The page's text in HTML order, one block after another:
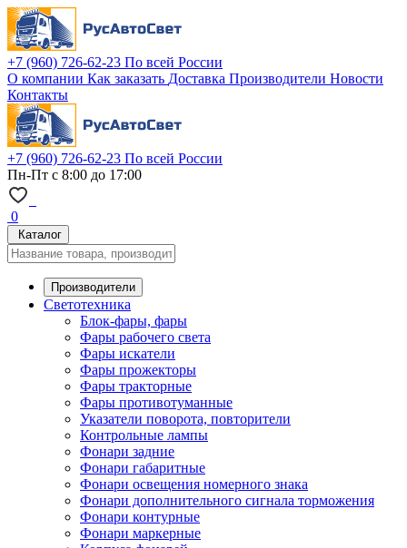
+7 (960) 726-62-23 По всей России
О компании Как заказать Доставка Производители Новости
Контакты
+7 (960) 726-62-23 По всей России
Пн-Пт с 8:00 до 17:00
0
Каталог
Производители
Светотехника
Блок-фары, фары
Фары рабочего света
Фары искатели
Фары прожекторы
Фары тракторные
Фары противотуманные
Указатели поворота, повторители
Контрольные лампы
Фонари задние
Фонари габаритные
Фонари освещения номерного знака
Фонари дополнительного сигнала торможения
Фонари контурные
Фонари маркерные